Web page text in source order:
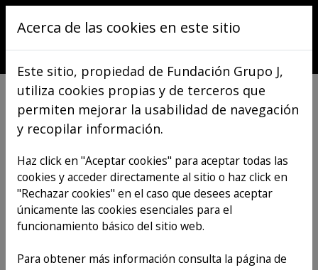
Pasar al contenido principal
VER TODOS LOS ARTÍCULOS
Firmamos un
Acerca de las cookies en este sitio
Este sitio, propiedad de Fundación Grupo J,
utiliza cookies propias y de terceros que
permiten mejorar la usabilidad de navegación
y recopilar información.
Haz click en "Aceptar cookies" para aceptar todas las
cookies y acceder directamente al sitio o haz click en
"Rechazar cookies" en el caso que desees aceptar
únicamente las cookies esenciales para el
funcionamiento básico del sitio web.
Para obtener más información consulta la página de